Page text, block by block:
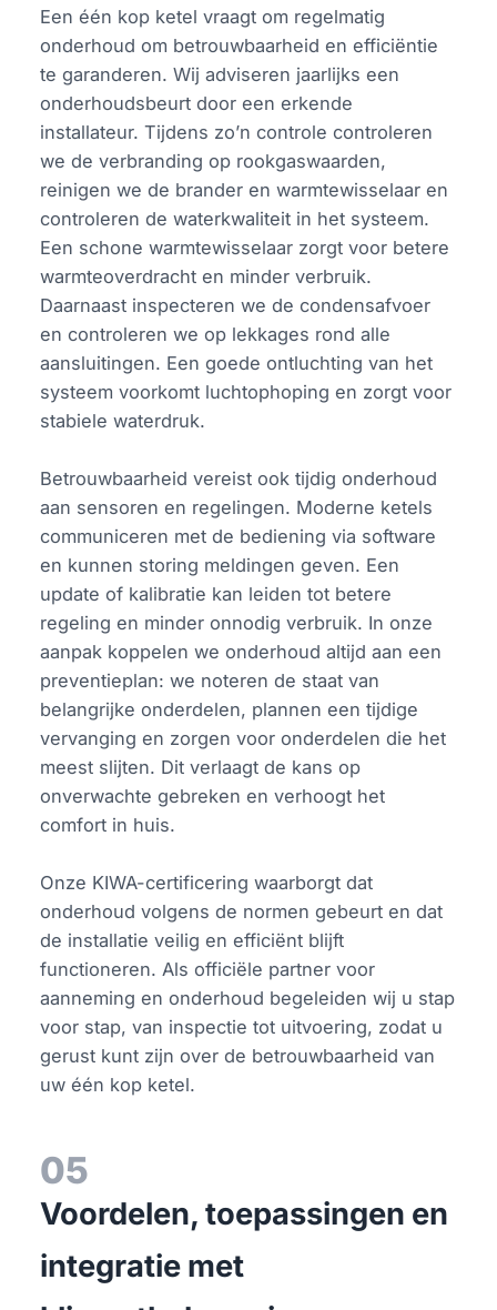
Een één kop ketel vraagt om regelmatig
onderhoud om betrouwbaarheid en efficiëntie
te garanderen. Wij adviseren jaarlijks een
onderhoudsbeurt door een erkende
installateur. Tijdens zo’n controle controleren
we de verbranding op rookgaswaarden,
reinigen we de brander en warmtewisselaar en
controleren de waterkwaliteit in het systeem.
Een schone warmtewisselaar zorgt voor betere
warmteoverdracht en minder verbruik.
Daarnaast inspecteren we de condensafvoer
en controleren we op lekkages rond alle
aansluitingen. Een goede ontluchting van het
systeem voorkomt luchtophoping en zorgt voor
stabiele waterdruk.
Betrouwbaarheid vereist ook tijdig onderhoud
aan sensoren en regelingen. Moderne ketels
communiceren met de bediening via software
en kunnen storing meldingen geven. Een
update of kalibratie kan leiden tot betere
regeling en minder onnodig verbruik. In onze
aanpak koppelen we onderhoud altijd aan een
preventieplan: we noteren de staat van
belangrijke onderdelen, plannen een tijdige
vervanging en zorgen voor onderdelen die het
meest slijten. Dit verlaagt de kans op
onverwachte gebreken en verhoogt het
comfort in huis.
Onze KIWA-certificering waarborgt dat
onderhoud volgens de normen gebeurt en dat
de installatie veilig en efficiënt blijft
functioneren. Als officiële partner voor
aanneming en onderhoud begeleiden wij u stap
voor stap, van inspectie tot uitvoering, zodat u
gerust kunt zijn over de betrouwbaarheid van
uw één kop ketel.
05
Voordelen, toepassingen en
integratie met